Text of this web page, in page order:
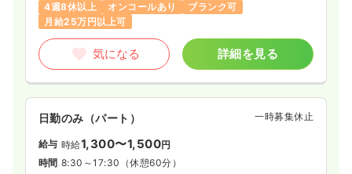
4週8休以上
オンコールあり
ブランク可
月給25万円以上可
気になる 詳細を見る
日勤のみ（パート） 一時募集休止
給与 時給1,300〜1,500円
時間 8:30～17:30 （休憩60分）